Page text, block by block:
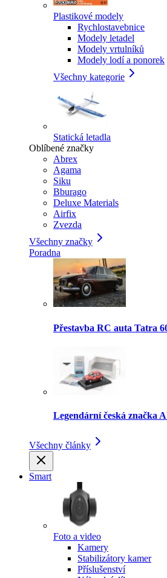
Plastikové modely
Rychlostavebnice
Modely letadel
Modely vrtulníků
Modely lodí a ponorek
Všechny kategorie
Statická letadla
Oblíbené značky
Abrex
Agama
Siku
Bburago
Deluxe Materials
Airfix
Zvezda
Všechny značky
Poradna
Přestavba RC auta Tatra
Legendární česká značka
Všechny články
Smart
Foto a video
Kamery
Stabilizátory kamer
Příslušenství